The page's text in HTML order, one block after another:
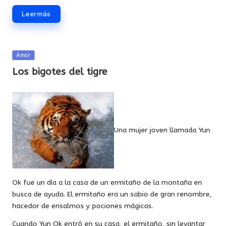
Leer más
Publicada
Amor
Los bigotes del tigre
Una mujer joven llamada Yun
Ok fue un día a la casa de un ermitaño de la montaña en
busca de ayuda. El ermitaño era un sabio de gran renombre,
hacedor de ensalmos y pociones mágicas.
Cuando Yun Ok entró en su casa, el ermitaño, sin levantar